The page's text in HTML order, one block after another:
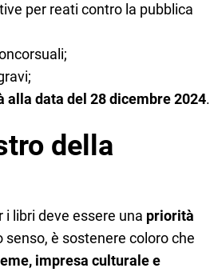
per reati contro la pubblica
alla data del 28 dicembre 2024.
della
i libri deve essere una priorità
è sostenere coloro che
impresa culturale e